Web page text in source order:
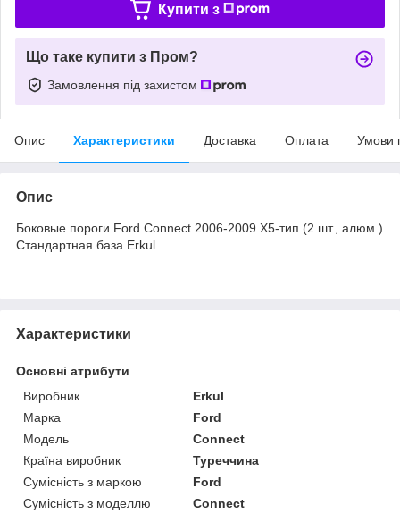
Купити з
Що таке купити з Пром?
Замовлення під захистом
Опис Характеристики Доставка Оплата Умови
Опис
Боковые пороги Ford Connect 2006-2009 X5-тип (2 шт., алюм.)
Стандартная база Erkul
Характеристики
Основні атрибути
Виробник
Erkul
Марка
Ford
Модель
Connect
Країна виробник
Туреччина
Сумісність з маркою
Ford
Сумісність з моделлю
Connect